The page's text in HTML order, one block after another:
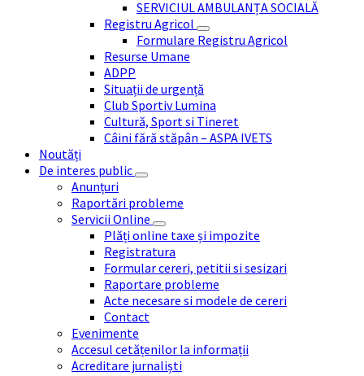
SERVICIUL AMBULANȚA SOCIALĂ
Registru Agricol
Formulare Registru Agricol
Resurse Umane
ADPP
Situații de urgență
Club Sportiv Lumina
Cultură, Sport si Tineret
Câini fără stăpân – ASPA IVETS
Noutăți
De interes public
Anunțuri
Raportări probleme
Servicii Online
Plăți online taxe și impozite
Registratura
Formular cereri, petitii si sesizari
Raportare probleme
Acte necesare si modele de cereri
Contact
Evenimente
Accesul cetățenilor la informații
Acreditare jurnaliști